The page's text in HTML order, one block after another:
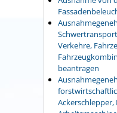
Verkehre,
beantragen
Ackerschlepper,